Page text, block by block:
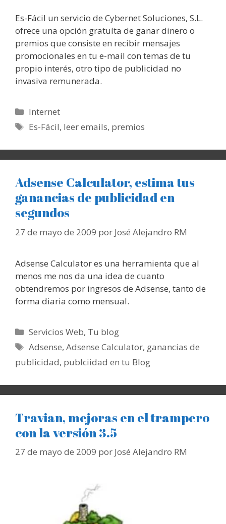
Es-Fácil un servicio de Cybernet Soluciones, S.L.
ofrece una opción gratuíta de ganar dinero o
premios que consiste en recibir mensajes
promocionales en tu e-mail con temas de tu
propio interés, otro tipo de publicidad no
invasiva remunerada.
Categorías
Internet
Etiquetas
Es-Fácil, leer emails, premios
Adsense Calculator, estima tus
ganancias de publicidad en
segundos
27 de mayo de 2009 por José Alejandro RM
Adsense Calculator es una herramienta que al
menos me nos da una idea de cuanto
obtendremos por ingresos de Adsense, tanto de
forma diaria como mensual.
Categorías
Servicios Web, Tu blog
Etiquetas
Adsense,Adsense Calculator, ganancias de
publicidad, publciidad en tu Blog
Travian, mejoras en el trampero
con la versión 3.5
27 de mayo de 2009 por José Alejandro RM